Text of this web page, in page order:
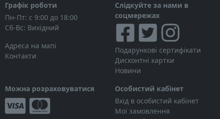
Графік роботи
Пн-Пт: с 9:00 до 18:00
Сб-Вс: Вихідний
Адреса на мапі
Контакти
Слідкуйте за нами в
соцмережах
Подарункові сертифікати
Дисконтні картки
Новини
Можна розраховуватися
Особистий кабінет
Вхід в особистий кабінет
Мої замовлення